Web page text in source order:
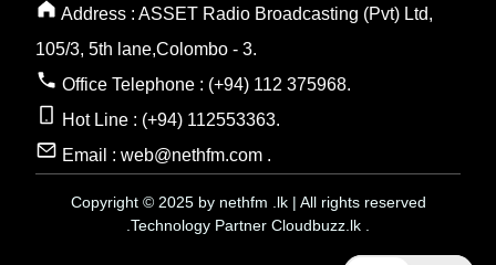
Address : ASSET Radio Broadcasting (Pvt) Ltd,
105/3, 5th lane,Colombo - 3.
Office Telephone : (+94) 112 375968.
Hot Line : (+94) 112553363.
Email : web@nethfm.com .
Copyright © 2025 by nethfm .lk | All rights reserved
.Technology Partner Cloudbuzz.lk .